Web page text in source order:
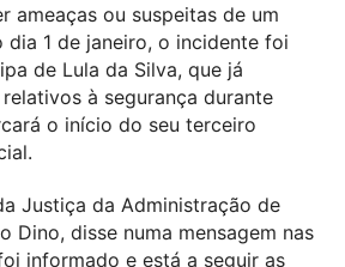
ameaças ou suspeitas de um
dia 1 de janeiro, o incidente foi
de Lula da Silva, que já
à segurança durante
o início do seu terceiro
Justiça da Administração de
Dino, disse numa mensagem nas
informado e está a seguir as